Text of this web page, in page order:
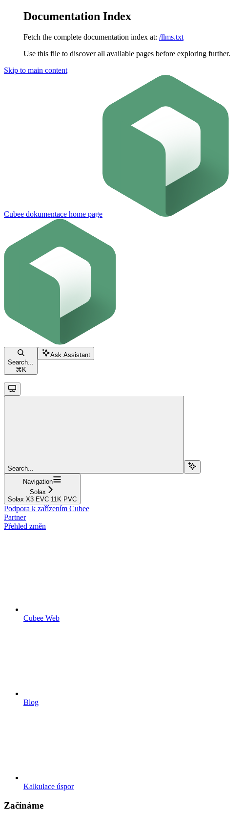
Documentation Index
Fetch the complete documentation index at: /llms.txt
Use this file to discover all available pages before exploring further.
Skip to main content
Cubee dokumentace home page
Search...
⌘ K
Ask Assistant
Search...
Navigation
Solax
Solax X3 EVC 11K PVC
Podpora k zařízením Cubee
Partner
Přehled změn
Cubee Web
Blog
Kalkulace úspor
Začínáme